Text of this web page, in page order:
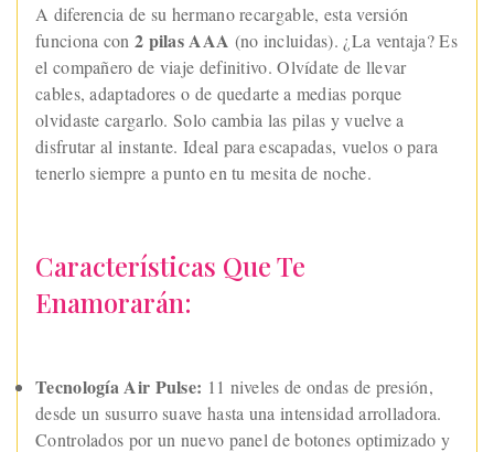
A diferencia de su hermano recargable, esta versión
funciona con 2 pilas AAA (no incluidas). ¿La ventaja? Es
el compañero de viaje definitivo. Olvídate de llevar
cables, adaptadores o de quedarte a medias porque
olvidaste cargarlo. Solo cambia las pilas y vuelve a
disfrutar al instante. Ideal para escapadas, vuelos o para
tenerlo siempre a punto en tu mesita de noche.
Características Que Te
Enamorarán:
Tecnología Air Pulse: 11 niveles de ondas de presión,
desde un susurro suave hasta una intensidad arrolladora.
Controlados por un nuevo panel de botones optimizado y